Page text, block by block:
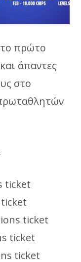
πρώτο
άπαντες
στο
ticket
ticket
ticket
ticket